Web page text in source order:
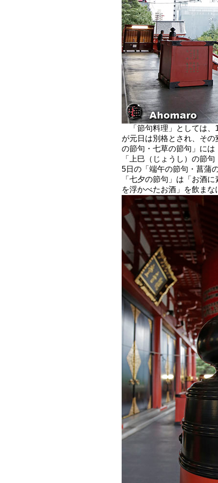
「節句料理」としては、
が元日は別格とされ、そ
の節句・七草の節句」に
「上巳（じょうし）の節
5日の「端午の節句・菖蒲
「七夕の節句」は「お酒
を浮かべたお酒」を飲ま